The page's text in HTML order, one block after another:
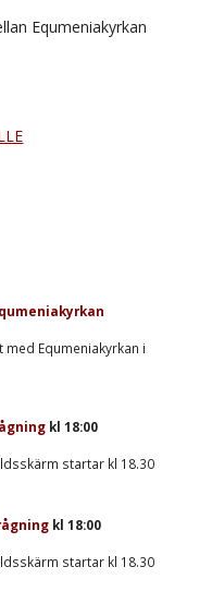
Equmeniakyrkan
Equmeniakyrkan i
kl 18:00
startar kl 18.30
kl 18:00
startar kl 18.30